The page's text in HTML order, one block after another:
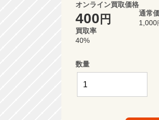
オンライン買取価格
400 円
通常
1,000
買取率
40%
数量